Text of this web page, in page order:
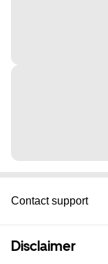
Contact support
Disclaimer